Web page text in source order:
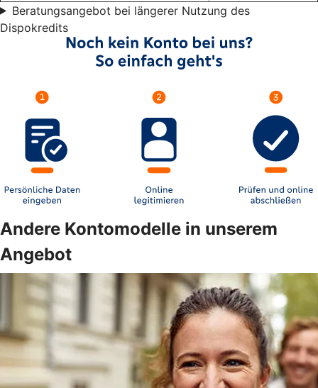
Beratungsangebot bei längerer Nutzung des
Dispokredits
Andere Kontomodelle in unserem
Angebot